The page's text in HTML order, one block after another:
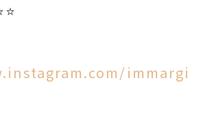
immargi